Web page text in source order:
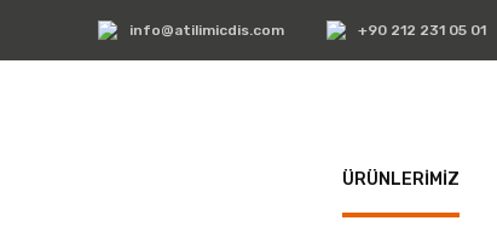
info@atilimicdis.com +90 212 231 05 01
ÜRÜNLERİMİZ